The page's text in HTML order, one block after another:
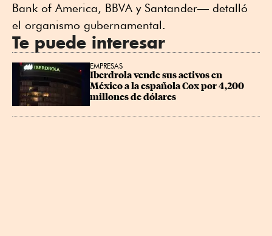
Bank of America, BBVA y Santander— detalló
el organismo gubernamental.
Te puede interesar
EMPRESAS
Iberdrola vende sus activos en
México a la española Cox por 4,200
millones de dólares